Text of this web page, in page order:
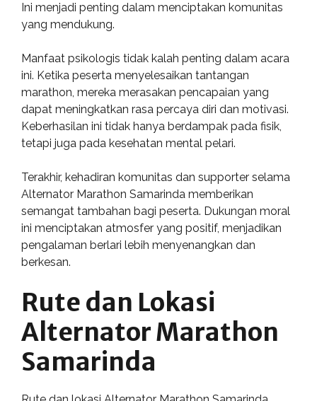
Ini menjadi penting dalam menciptakan komunitas
yang mendukung.
Manfaat psikologis tidak kalah penting dalam acara
ini. Ketika peserta menyelesaikan tantangan
marathon, mereka merasakan pencapaian yang
dapat meningkatkan rasa percaya diri dan motivasi.
Keberhasilan ini tidak hanya berdampak pada fisik,
tetapi juga pada kesehatan mental pelari.
Terakhir, kehadiran komunitas dan supporter selama
Alternator Marathon Samarinda memberikan
semangat tambahan bagi peserta. Dukungan moral
ini menciptakan atmosfer yang positif, menjadikan
pengalaman berlari lebih menyenangkan dan
berkesan.
Rute dan Lokasi
Alternator Marathon
Samarinda